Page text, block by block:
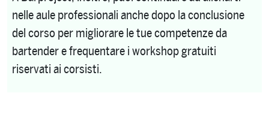
nelle aule professionali anche dopo la conclusione
del corso per migliorare le tue competenze da
bartender e frequentare i workshop gratuiti
riservati ai corsisti.